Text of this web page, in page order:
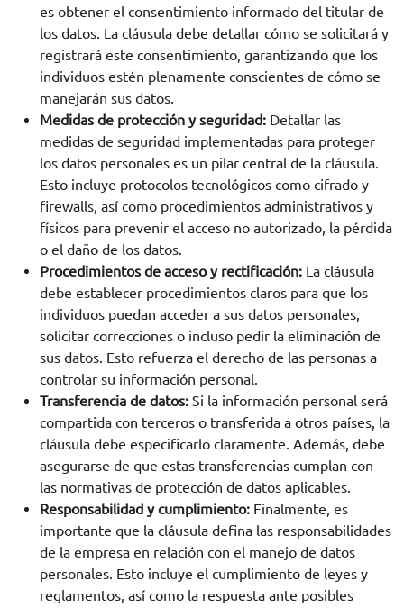
es obtener el consentimiento informado del titular de
los datos. La cláusula debe detallar cómo se solicitará y
registrará este consentimiento, garantizando que los
individuos estén plenamente conscientes de cómo se
manejarán sus datos.
Medidas de protección y seguridad: Detallar las
medidas de seguridad implementadas para proteger
los datos personales es un pilar central de la cláusula.
Esto incluye protocolos tecnológicos como cifrado y
firewalls, así como procedimientos administrativos y
físicos para prevenir el acceso no autorizado, la pérdida
o el daño de los datos.
Procedimientos de acceso y rectificación: La cláusula
debe establecer procedimientos claros para que los
individuos puedan acceder a sus datos personales,
solicitar correcciones o incluso pedir la eliminación de
sus datos. Esto refuerza el derecho de las personas a
controlar su información personal.
Transferencia de datos: Si la información personal será
compartida con terceros o transferida a otros países, la
cláusula debe especificarlo claramente. Además, debe
asegurarse de que estas transferencias cumplan con
las normativas de protección de datos aplicables.
Responsabilidad y cumplimiento: Finalmente, es
importante que la cláusula defina las responsabilidades
de la empresa en relación con el manejo de datos
personales. Esto incluye el cumplimiento de leyes y
reglamentos, así como la respuesta ante posibles